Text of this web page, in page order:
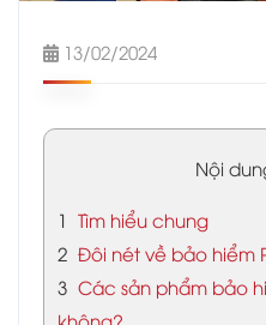
13/02/2024
Nội
1 Tìm hiểu chung
2 Đôi nét về bảo hiểm
3 Các sản phẩm bảo
không?